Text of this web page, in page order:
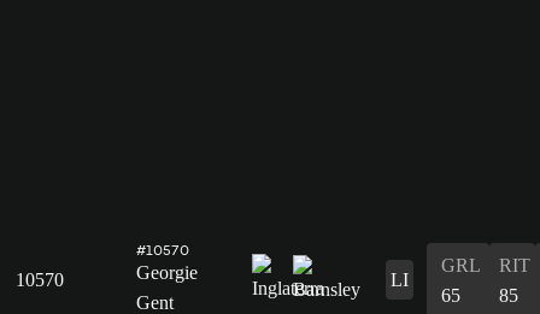
10570
#10570
Georgie
Gent
LI
GRL
65
RIT
85